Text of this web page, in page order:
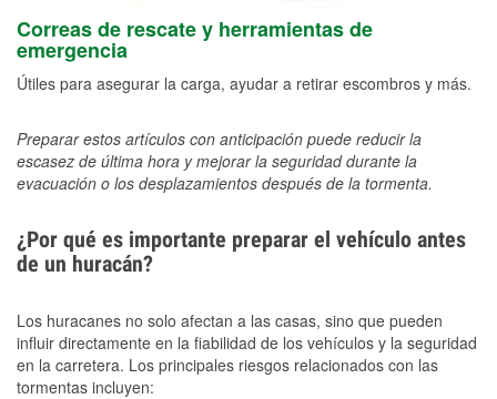
Correas de rescate y herramientas de
emergencia
Útiles para asegurar la carga, ayudar a retirar escombros y más.
Preparar estos artículos con anticipación puede reducir la
escasez de última hora y mejorar la seguridad durante la
evacuación o los desplazamientos después de la tormenta.
¿Por qué es importante preparar el vehículo antes
de un huracán?
Los huracanes no solo afectan a las casas, sino que pueden
influir directamente en la fiabilidad de los vehículos y la seguridad
en la carretera. Los principales riesgos relacionados con las
tormentas incluyen: